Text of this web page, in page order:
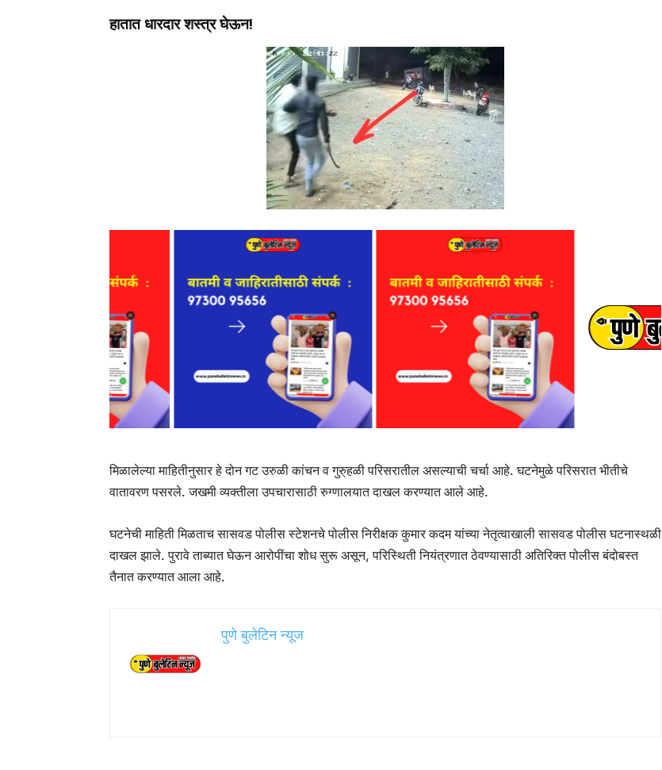
हातात धारदार शस्त्र घेऊन!
मिळालेल्या माहितीनुसार हे दोन गट उरुळी कांचन व गुरु्हळी परिसरातील असल्याची चर्चा आहे. घटनेमुळे परिसरात भीतीचे
वातावरण पसरले. जखमी व्यक्तीला उपचारासाठी रुग्णालयात दाखल करण्यात आले आहे.
घटनेची माहिती मिळताच सासवड पोलीस स्टेशनचे पोलीस निरीक्षक कुमार कदम यांच्या नेतृत्वाखाली सासवड पोलीस घटनास्थळी
दाखल झाले. पुरावे ताब्यात घेऊन आरोपींचा शोध सुरू असून, परिस्थिती नियंत्रणात ठेवण्यासाठी अतिरिक्त पोलीस बंदोबस्त
तैनात करण्यात आला आहे.
पुणे बुलेटिन न्यूज